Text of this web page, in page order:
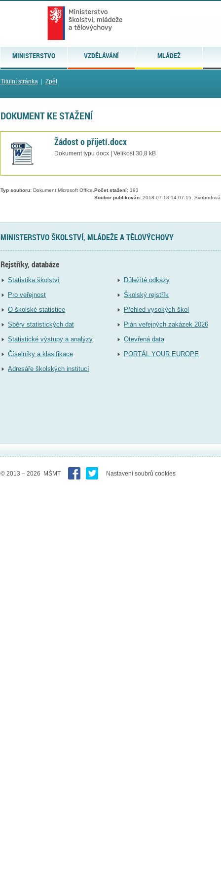
MINISTERSTVO VZDĚLÁVÁNÍ MLÁDEŽ
Titulní stránka| Zpět
DOKUMENT KE STAŽENÍ
Žádost o přijetí.docx
Dokument typu docx | Velikost 30,8 kB
Typ souboru:Dokument Microsoft Office. Počet stažení:193
Soubor publikován:2018-07-18 14:07:15, Svobodová
MINISTERSTVO ŠKOLSTVÍ, MLÁDEŽE A TĚLOVÝCHOVY
Rejstříky, databáze
Statistika školství
Pro veřejnost
O školské statistice
Sběry statistických dat
Statistické výstupy a analýzy
Číselníky a klasifikace
Adresáře školských institucí
Důležité odkazy
Školský rejstřík
Přehled vysokých škol
Plán veřejných zakázek 2026
Otevřená data
PORTÁL YOUR EUROPE
© 2013 – 2026 MŠMT Nastavení soubrů cookies